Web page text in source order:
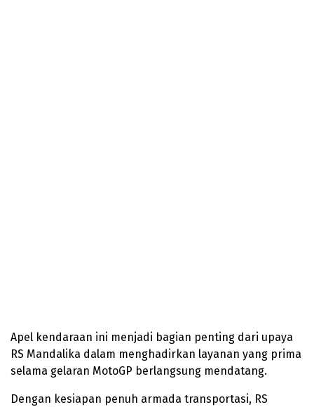
Apel kendaraan ini menjadi bagian penting dari upaya
RS Mandalika dalam menghadirkan layanan yang prima
selama gelaran MotoGP berlangsung mendatang.
Dengan kesiapan penuh armada transportasi, RS